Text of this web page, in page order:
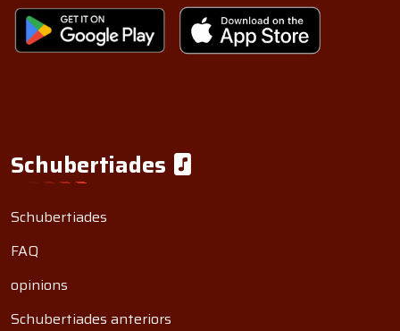
Schubertiades
Schubertiades
FAQ
opinions
Schubertiades anteriors